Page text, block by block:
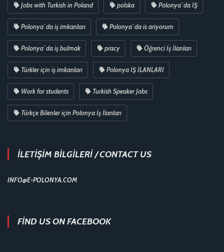
Jobs with Turkish in Poland polska Polonya`da İŞ
Polonya`da iş imkanları Polonya`da is ariyorum
Polonya`da iş bulmak pracy Öğrenci İş İlanları
Türkler için iş imkanları Polonya İŞ İLANLARI
Work for students Turkish Speaker Jobs
Türkçe Bilenler için Polonya İş İlanları
İLETİŞİM BİLGİLERİ / CONTACT US
INFO@E-POLONYA.COM
FIND US ON FACEBOOK